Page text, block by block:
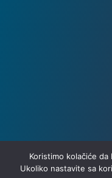
Koristimo kolačiće
Ukoliko nastavite sa